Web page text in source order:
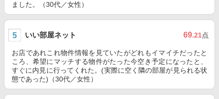
ました。（30代／女性）
いい部屋ネット 69.21点
お店であれこれ物件情報を見ていたがどれもイマイチだったと
ころ、希望にマッチする物件がたった今空き予定になったと、
すぐに内見に行ってくれた。(実際に空く隣の部屋が見られる状
態であった)（30代／女性）